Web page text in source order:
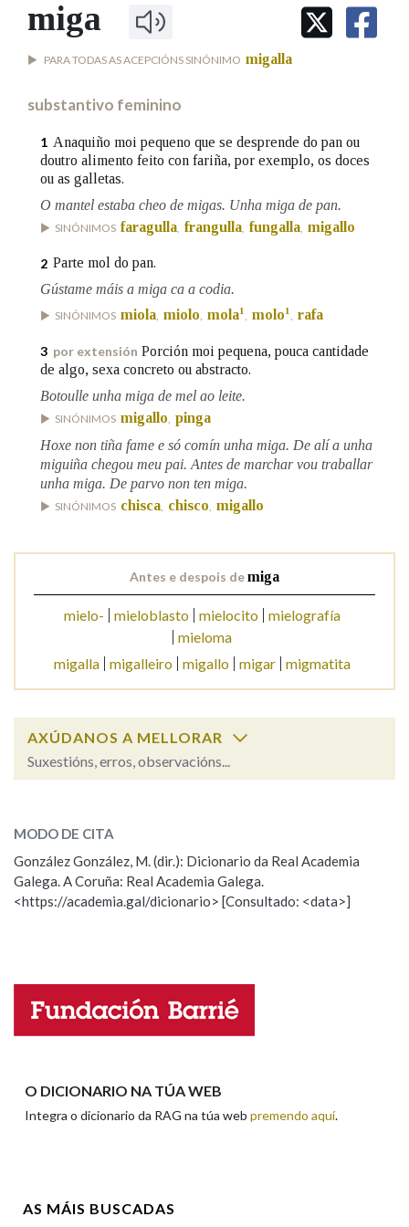
IDENTIDADE CORPORATIVA
MARCIAL DEL ADALID
CASA-MUSEO EMILIA PARDO
FIGURAS HOMENAXEADAS
HISTORIA
PORTAL DAS PALABRAS
Facebook
TwitterYoutubeInstagram
Bluesky
BUSCAR NOS LEMAS
Comeza por
Contén
BUSCAR NO CONTIDO
Nas definicións
Nos exemplos
Na fraseoloxía
Marcas gramaticais
miga
PARA TODAS AS ACEPCIÓNS SINÓNIMO migalla
substantivo feminino
1 Anaquiño moi pequeno que se desprende do pan ou
doutro alimento feito con fariña, por exemplo, os doces
ou as galletas.
O mantel estaba cheo de migas. Unha miga de pan.
SINÓNIMOS faragulla frangulla fungalla migallo
2 Parte mol do pan.
Gústame máis a miga ca a codia.
SINÓNIMOS miola, miolo, mola1, molo1, rafa
3 por extensión Porción moi pequena, pouca cantidade
de algo, sexa concreto ou abstracto.
Botoulle unha miga de mel ao leite.
SINÓNIMOS migallo pinga
Hoxe non tiña fame e só comín unha miga. De alí a unha
miguiña chegou meu pai. Antes de marchar vou traballar
unha miga. De parvo non ten miga.
SINÓNIMOS chisca chisco migallo
Antes e despois demiga
mielo- mieloblasto mielocito mielografía
mieloma
migalla migalleiro migallo migar migmatita
AXÚDANOS A MELLORAR
Suxestións, erros, observacións...
ESCOLLE UNHA OPCIÓN:
Observación Hai un erro na palabra
Propoño mellorar a definición
Nome
MODO DE CITA
González González, M. (dir.): Dicionario da Real Academia
Galega. A Coruña: Real Academia Galega.
<https://academia.gal/dicionario> [Consultado: <data>]
O DICIONARIO NA TÚA WEB
Integra o dicionario da RAG na túa web premendo aquí.
AS MÁIS BUSCADAS